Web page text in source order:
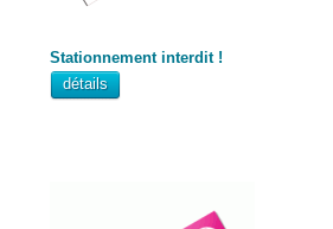
Stationnement interdit !
détails